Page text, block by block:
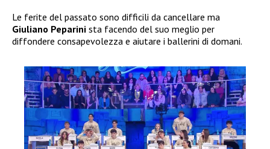
Le ferite del passato sono difficili da cancellare ma
Giuliano Peparini sta facendo del suo meglio per
diffondere consapevolezza e aiutare i ballerini di domani.